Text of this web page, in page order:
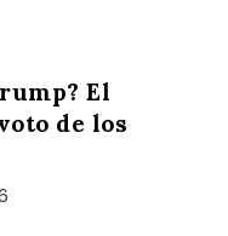
El
de los